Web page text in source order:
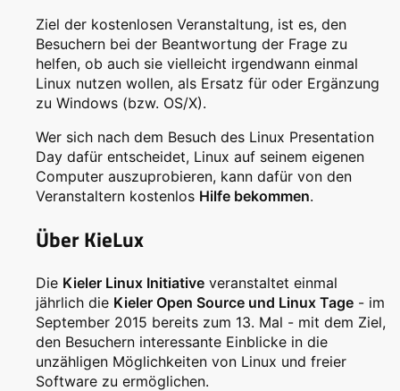
Ziel der kostenlosen Veranstaltung, ist es, den
Besuchern bei der Beantwortung der Frage zu
helfen, ob auch sie vielleicht irgendwann einmal
Linux nutzen wollen, als Ersatz für oder Ergänzung
zu Windows (bzw. OS/X).
Wer sich nach dem Besuch des Linux Presentation
Day dafür entscheidet, Linux auf seinem eigenen
Computer auszuprobieren, kann dafür von den
Veranstaltern kostenlos Hilfe bekommen.
Über KieLux
Die Kieler Linux Initiative veranstaltet einmal
jährlich die Kieler Open Source und Linux Tage - im
September 2015 bereits zum 13. Mal - mit dem Ziel,
den Besuchern interessante Einblicke in die
unzähligen Möglichkeiten von Linux und freier
Software zu ermöglichen.